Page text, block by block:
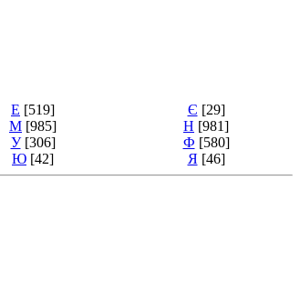
Е [519] Є [29]
М [985] Н [981]
У [306] Ф [580]
Ю [42] Я [46]